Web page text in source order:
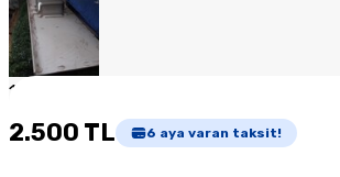
1
2.500 TL 6 aya varan taksit!